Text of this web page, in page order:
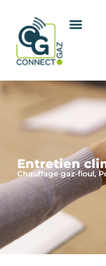
Entretien
Chauffage gaz-fioul,